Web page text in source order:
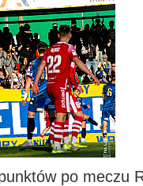
po meczu